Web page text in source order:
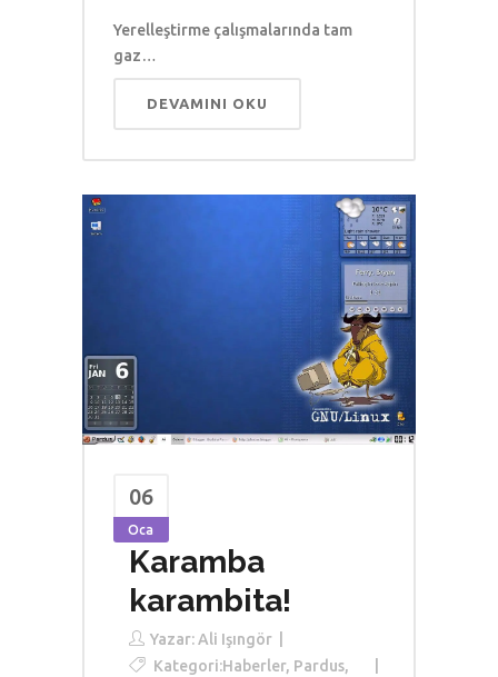
Yerelleştirme çalışmalarında tam
gaz…
DEVAMINI OKU
06
Oca
Karamba
karambita!
Yazar:Ali Işıngör
Kategori:Haberler, Pardus,